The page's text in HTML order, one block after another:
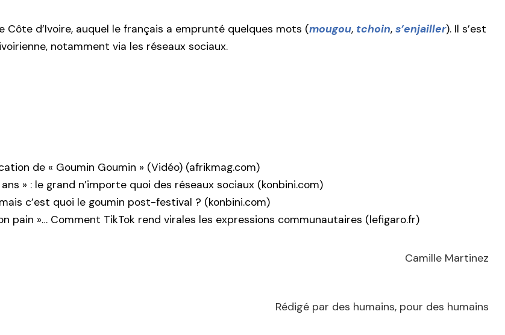
d’Ivoire, auquel le français a emprunté quelques mots (mougou, tchoin, s’enjailler). Il s’est
notamment via les réseaux sociaux.
de « Goumin Goumin » (Vidéo) (afrikmag.com)
» : le grand n’importe quoi des réseaux sociaux (konbini.com)
c’est quoi le goumin post-festival ? (konbini.com)
pain »… Comment TikTok rend virales les expressions communautaires (lefigaro.fr)
Camille Martinez
Rédigé par des humains, pour des humains